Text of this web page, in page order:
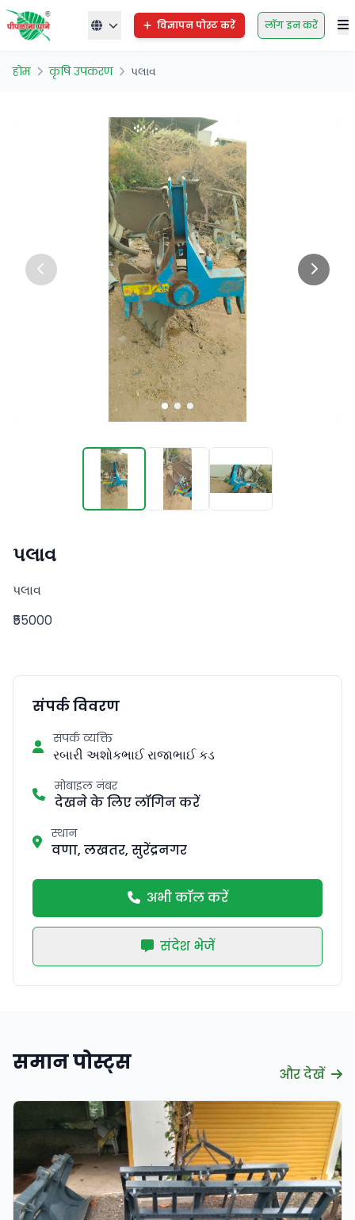
विज्ञापन पोस्ट करें लॉग इन करें
होम कृषि उपकरण પલાવ
પલાવ
પલાવ
₹55000
संपर्क विवरण
संपर्क व्यक्ति
રબારી અશોકભાઈ રાજાભાઈ કડ
मोबाइल नंबर
देखने के लिए लॉगिन करें
स्थान
वणा, लखतर, सुरेंद्रनगर
अभी कॉल करें
संदेश भेजें
समान पोस्ट्स और देखें